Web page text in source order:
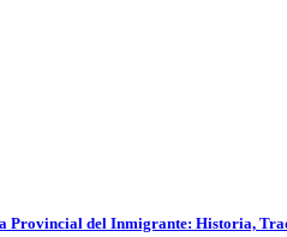
Provincial del Inmigrante: Historia,